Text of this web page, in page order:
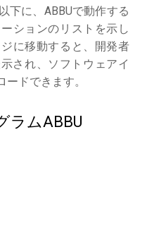
下に、ABBUで動作する
ションのリストを示し
に移動すると、開発者
され、ソフトウェアイ
ドできます。
ラムABBU